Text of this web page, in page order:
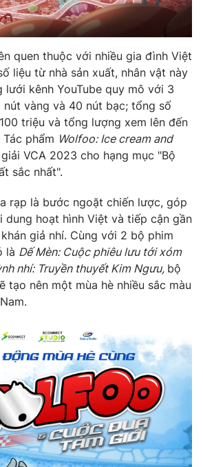
Tấm lòng Việt
Vươn mình bằng AI
VTV8
English
Đài Truyền hình Việt Nam
báo VTV
in và báo điện tử số 483/GP-BTTTT
Thủy
Thị Mỹ Hạnh, Phạm Quốc Thắng,
355 931 - 024.38 355 932
quen thuộc với nhiều gia đình Việt
liệu từ nhà sản xuất, nhân vật này
lưới kênh YouTube quy mô với 3
vàng và 40 nút bạc; tổng số
triệu và tổng lượng xem lên đến
phẩm Wolfoo: Ice cream and
VCA 2023 cho hạng mục "Bộ
sắc nhất".
rạp là bước ngoặt chiến lược, góp
dung hoạt hình Việt và tiếp cận gần
giả nhí. Cùng với 2 bộ phim
là Dế Mèn: Cuộc phiêu lưu tới xóm
nhí: Truyền thuyết Kim Ngưu, bộ
tạo nên một mùa hè nhiều sắc màu